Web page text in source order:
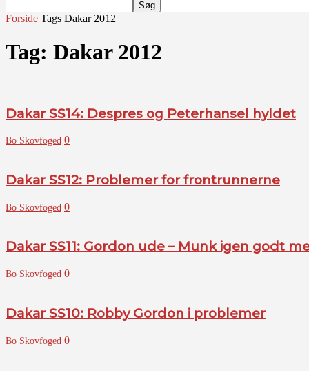
Forside Tags Dakar 2012
Tag: Dakar 2012
Dakar SS14: Despres og Peterhansel hyldet
Bo Skovfoged 0
Dakar SS12: Problemer for frontrunnerne
Bo Skovfoged 0
Dakar SS11: Gordon ude – Munk igen godt
Bo Skovfoged 0
Dakar SS10: Robby Gordon i problemer
Bo Skovfoged 0